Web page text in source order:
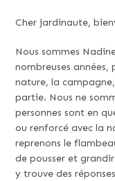
Cher jardinaute,
Nous sommes
nombreuses années,
nature, la
partie. Nous ne
personnes sont en
ou renforcé avec la
reprenons le
de pousser et
y trouve des